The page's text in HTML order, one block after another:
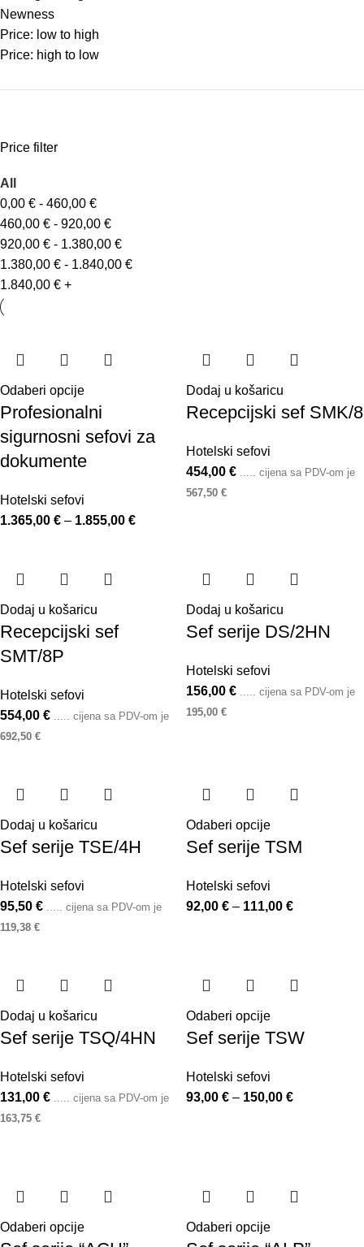
Newness
Price: low to high
Price: high to low
Price filter
All
0,00 € - 460,00 €
460,00 € - 920,00 €
920,00 € - 1.380,00 €
1.380,00 € - 1.840,00 €
1.840,00 € +
Odaberi opcije
Profesionalni
sigurnosni sefovi za
dokumente
Hotelski sefovi
1.365,00 € – 1.855,00 €
Dodaj u košaricu
Recepcijski sef SMK/8
Hotelski sefovi
454,00 € ..... cijena sa PDV-om je
567,50 €
Dodaj u košaricu
Recepcijski sef
SMT/8P
Hotelski sefovi
554,00 € ..... cijena sa PDV-om je
692,50 €
Dodaj u košaricu
Sef serije DS/2HN
Hotelski sefovi
156,00 € ..... cijena sa PDV-om je
195,00 €
Dodaj u košaricu
Sef serije TSE/4H
Hotelski sefovi
95,50 € ..... cijena sa PDV-om je
119,38 €
Odaberi opcije
Sef serije TSM
Hotelski sefovi
92,00 € – 111,00 €
Dodaj u košaricu
Sef serije TSQ/4HN
Hotelski sefovi
131,00 € ..... cijena sa PDV-om je
163,75 €
Odaberi opcije
Sef serije TSW
Hotelski sefovi
93,00 € – 150,00 €
Odaberi opcije Odaberi opcije